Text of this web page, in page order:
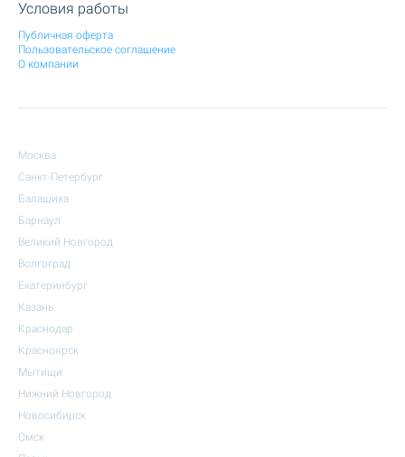
Условия работы
Публичная оферта
Пользовательское соглашение
О компании
Москва
Санкт-Петербург
Балашиха
Барнаул
Великий Новгород
Волгоград
Екатеринбург
Казань
Краснодар
Красноярск
Мытищи
Нижний Новгород
Новосибирск
Омск